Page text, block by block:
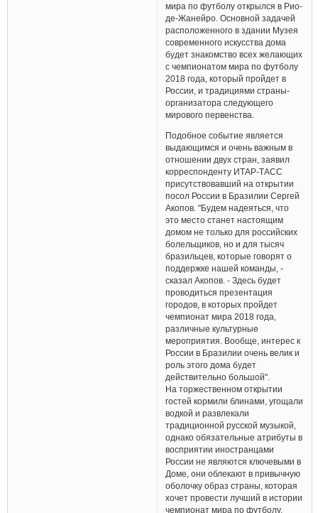
мира по футболу открылся в Рио-
де-Жанейро. Основной задачей
расположенного в здании Музея
современного искусства дома
будет знакомство всех желающих
с чемпионатом мира по футболу
2018 года, который пройдет в
России, и традициями страны-
организатора следующего
мирового первенства.
Подобное событие является
выдающимся и очень важным в
отношении двух стран, заявил
корреспонденту ИТАР-ТАСС
присутствовавший на открытии
посол России в Бразилии Сергей
Акопов. "Будем надеяться, что
это место станет настоящим
домом не только для российских
болельщиков, но и для тысяч
бразильцев, которые говорят о
поддержке нашей команды, -
сказал Акопов. - Здесь будет
проводиться презентация
городов, в которых пройдет
чемпионат мира 2018 года,
различные культурные
мероприятия. Вообще, интерес к
России в Бразилии очень велик и
роль этого дома будет
действительно большой".
На торжественном открытии
гостей кормили блинами, угощали
водкой и развлекали
традиционной русской музыкой,
однако обязательные атрибуты в
восприятии иностранцами
России не являются ключевыми в
Доме, они облекают в привычную
оболочку образ страны, которая
хочет провести лучший в истории
чемпионат мира по футболу.